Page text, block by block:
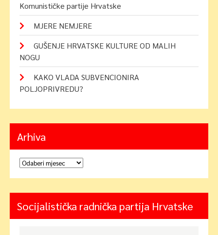
Komunističke partije Hrvatske
MJERE NEMJERE
GUŠENJE HRVATSKE KULTURE OD MALIH
NOGU
KAKO VLADA SUBVENCIONIRA
POLJOPRIVREDU?
Arhiva
Arhiva
Socijalistička radnička partija Hrvatske